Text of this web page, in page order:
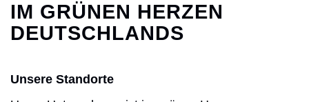
IM GRÜNEN HERZEN
DEUTSCHLANDS
Unsere Standorte